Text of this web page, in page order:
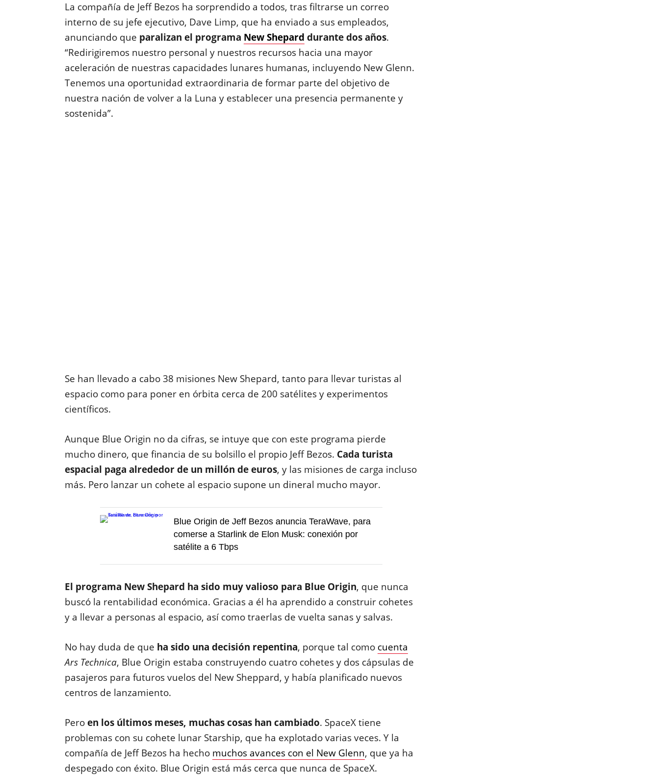
La compañía de Jeff Bezos ha sorprendido a todos, tras filtrarse un correo
interno de su jefe ejecutivo, Dave Limp, que ha enviado a sus empleados,
anunciando que paralizan el programa New Shepard durante dos años.
“Redirigiremos nuestro personal y nuestros recursos hacia una mayor
aceleración de nuestras capacidades lunares humanas, incluyendo New Glenn.
Tenemos una oportunidad extraordinaria de formar parte del objetivo de
nuestra nación de volver a la Luna y establecer una presencia permanente y
sostenida”.
Se han llevado a cabo 38 misiones New Shepard, tanto para llevar turistas al
espacio como para poner en órbita cerca de 200 satélites y experimentos
científicos.
Aunque Blue Origin no da cifras, se intuye que con este programa pierde
mucho dinero, que financia de su bolsillo el propio Jeff Bezos. Cada turista
espacial paga alrededor de un millón de euros, y las misiones de carga incluso
más. Pero lanzar un cohete al espacio supone un dineral mucho mayor.
Blue Origin de Jeff Bezos anuncia TeraWave, para
comerse a Starlink de Elon Musk: conexión por
satélite a 6 Tbps
El programa New Shepard ha sido muy valioso para Blue Origin, que nunca
buscó la rentabilidad económica. Gracias a él ha aprendido a construir cohetes
y a llevar a personas al espacio, así como traerlas de vuelta sanas y salvas.
No hay duda de que ha sido una decisión repentina, porque tal como cuenta
Ars Technica, Blue Origin estaba construyendo cuatro cohetes y dos cápsulas de
pasajeros para futuros vuelos del New Sheppard, y había planificado nuevos
centros de lanzamiento.
Peroen los últimos meses, muchas cosas han cambiado. SpaceX tiene
problemas con su cohete lunar Starship, que ha explotado varias veces. Y la
compañía de Jeff Bezos ha hecho muchos avances con el New Glenn, que ya ha
despegado con éxito. Blue Origin está más cerca que nunca de SpaceX.